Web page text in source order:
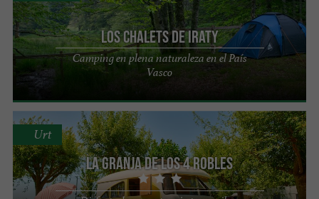
Los Chalets de Iraty
Camping en plena naturaleza en el País
Vasco
La granja de los 4 robles
Urt